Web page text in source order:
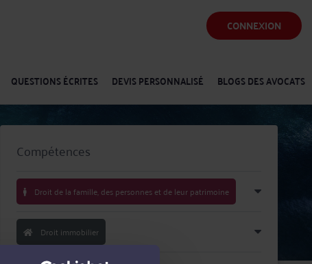
CONNEXION
QUESTIONS ÉCRITES DEVIS PERSONNALISÉ BLOGS DES AVOCATS
Compétences
Droit de la famille, des personnes et de leur patrimoine
Droit immobilier